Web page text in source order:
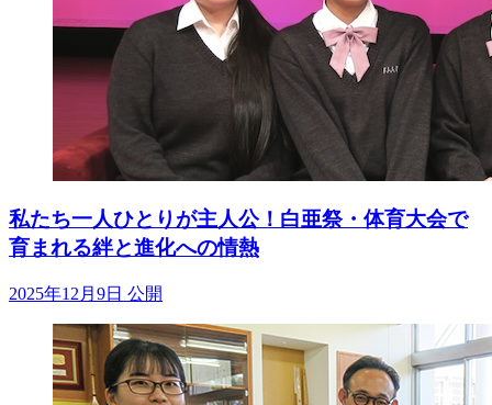
私たち一人ひとりが主人公！白亜祭・体育大会で
育まれる絆と進化への情熱
2025年12月9日 公開